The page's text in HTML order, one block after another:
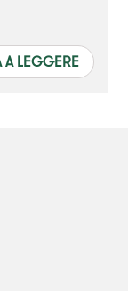
LEGGERE